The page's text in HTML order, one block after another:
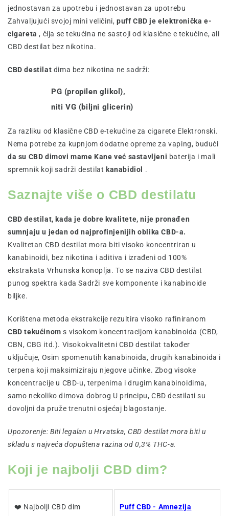
jednostavan za upotrebu i jednostavan za upotrebu
Zahvaljujući svojoj mini veličini, puff CBD je elektronička e-
cigareta, čija se tekućina ne sastoji od klasične e tekućine, ali
CBD destilat bez nikotina.
CBD destilat dima bez nikotina ne sadrži:
PG (propilen glikol),
niti VG (biljni glicerin)
Za razliku od klasične CBD e-tekućine za cigarete Elektronski.
Nema potrebe za kupnjom dodatne opreme za vaping, budući
da su CBD dimovi mame Kane već sastavljeni baterija i mali
spremnik koji sadrži destilat kanabidiol .
Saznajte više o CBD destilatu
CBD destilat, kada je dobre kvalitete, nije pronađen
sumnjaju u jedan od najprofinjenijih oblika CBD-a.
Kvalitetan CBD destilat mora biti visoko koncentriran u
kanabinoidi, bez nikotina i aditiva i izrađeni od 100%
ekstrakata Vrhunska konoplja. To se naziva CBD destilat
punog spektra kada Sadrži sve komponente i kanabinoide
biljke.
Korištena metoda ekstrakcije rezultira visoko rafiniranom
CBD tekućinom s visokom koncentracijom kanabinoida (CBD,
CBN, CBG itd.). Visokokvalitetni CBD destilat također
uključuje, Osim spomenutih kanabinoida, drugih kanabinoida i
terpena koji maksimiziraju njegove učinke. Zbog visoke
koncentracije u CBD-u, terpenima i drugim kanabinoidima,
samo nekoliko dimova dobrog U principu, CBD destilati su
dovoljni da pruže trenutni osjećaj blagostanje.
Upozorenje: Biti legalan u Hrvatska, CBD destilat mora biti u
skladu s najveća dopuštena razina od 0,3% THC-a.
Koji je najbolji CBD dim?
❤️ Najbolji CBD dim Puff CBD - Amnezija